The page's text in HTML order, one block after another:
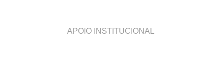
APOIO INSTITUCIONAL